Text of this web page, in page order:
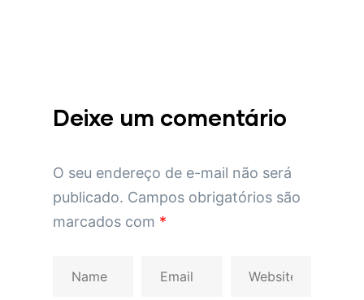
Deixe um comentário
O seu endereço de e-mail não será
publicado. Campos obrigatórios são
marcados com *